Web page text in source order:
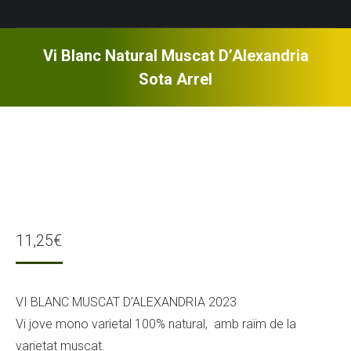
Vi Blanc Natural Muscat D’Alexandria
Sota Arrel
11,25€
VI BLANC MUSCAT D’ALEXANDRIA 2023
Vi jove mono varietal 100% natural, amb raïm de la
varietat muscat.